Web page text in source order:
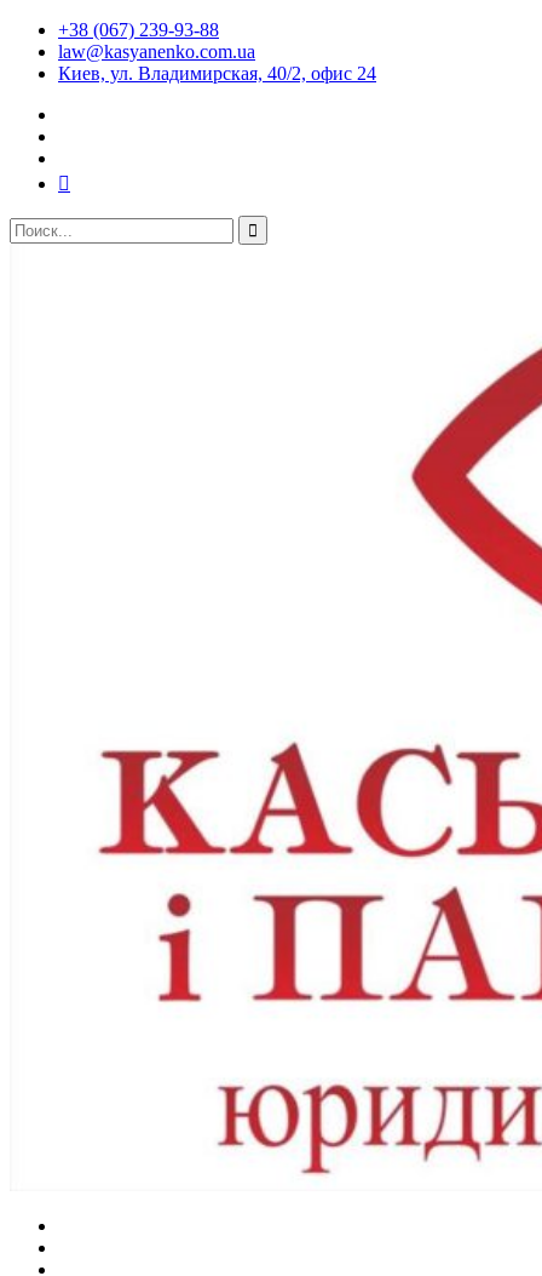
+38 (067) 239-93-88
law@kasyanenko.com.ua
Киев, ул. Владимирская, 40/2, офис 24